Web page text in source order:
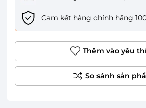
Cam kết hàng chính hãng
Thêm vào yêu